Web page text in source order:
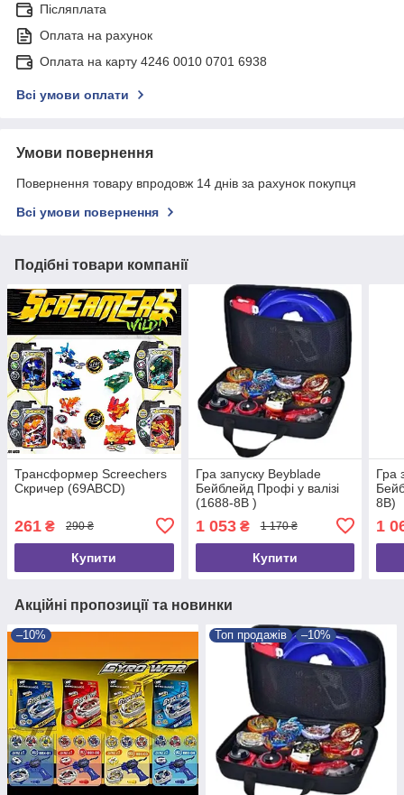
Післяплата
Оплата на рахунок
Оплата на карту 4246 0010 0701 6938
Всі умови оплати
Умови повернення
Повернення товару впродовж 14 днів за рахунок покупця
Всі умови повернення
Подібні товари компанії
Трансформер Screechers
Скричер (69ABCD)
261 ₴ 290 ₴
Купити
Гра запуску Beyblade
Бейблейд Профі у валізі
(1688-8B )
1 053₴ 1 170 ₴
Купити
Гра
8B)
1
Акційні пропозиції та новинки
–10% Топ продажів –10%